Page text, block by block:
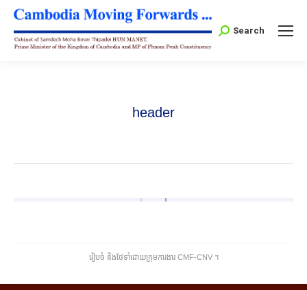
Search:
Search
header
រៀបចំ និងថែទាំដោយក្រុមការងារ CMF-CNV ​។